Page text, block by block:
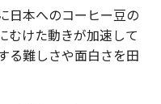
日本へのコーヒー豆の
むけた動きが加速して
る難しさや面白さを田